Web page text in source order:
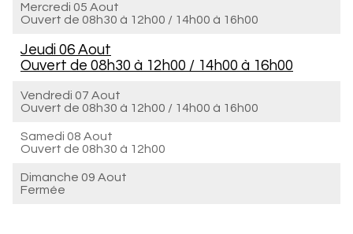
Mercredi 05 Aout
Ouvert de 08h30 à 12h00 / 14h00 à 16h00
Jeudi 06 Aout
Ouvert de 08h30 à 12h00 / 14h00 à 16h00
Vendredi 07 Aout
Ouvert de 08h30 à 12h00 / 14h00 à 16h00
Samedi 08 Aout
Ouvert de 08h30 à 12h00
Dimanche 09 Aout
Fermée